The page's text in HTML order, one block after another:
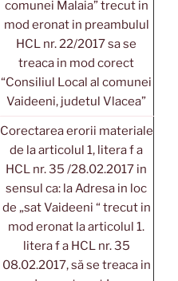
comunei Malaia” trecut in
mod eronat in preambulul
HCL nr. 22/2017 sa se
treaca in mod corect
“Consiliul Local al comunei
Vaideeni, judetul Vlacea”
Corectarea erorii materiale
de la articolul 1, litera f a
HCL nr. 35 /28.02.2017 in
sensul ca: la Adresa in loc
de „sat Vaideeni “ trecut in
mod eronat la articolul 1.
litera f a HCL nr. 35
08.02.2017, să se treaca in